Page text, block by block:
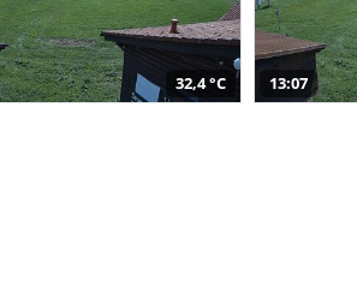
32,4 °C 13:07